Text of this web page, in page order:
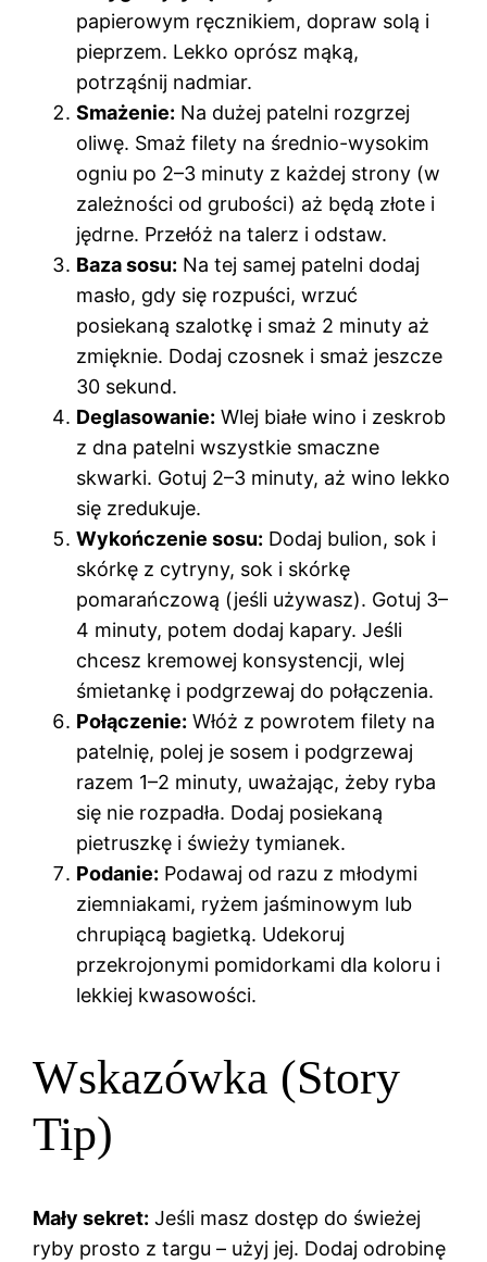
papierowym ręcznikiem, dopraw solą i
pieprzem. Lekko oprósz mąką,
potrząśnij nadmiar.
Smażenie: Na dużej patelni rozgrzej
oliwę. Smaż filety na średnio-wysokim
ogniu po 2–3 minuty z każdej strony (w
zależności od grubości) aż będą złote i
jędrne. Przełóż na talerz i odstaw.
Baza sosu: Na tej samej patelni dodaj
masło, gdy się rozpuści, wrzuć
posiekaną szalotkę i smaż 2 minuty aż
zmięknie. Dodaj czosnek i smaż jeszcze
30 sekund.
Deglasowanie: Wlej białe wino i zeskrob
z dna patelni wszystkie smaczne
skwarki. Gotuj 2–3 minuty, aż wino lekko
się zredukuje.
Wykończenie sosu: Dodaj bulion, sok i
skórkę z cytryny, sok i skórkę
pomarańczową (jeśli używasz). Gotuj 3–
4 minuty, potem dodaj kapary. Jeśli
chcesz kremowej konsystencji, wlej
śmietankę i podgrzewaj do połączenia.
Połączenie: Włóż z powrotem filety na
patelnię, polej je sosem i podgrzewaj
razem 1–2 minuty, uważając, żeby ryba
się nie rozpadła. Dodaj posiekaną
pietruszkę i świeży tymianek.
Podanie: Podawaj od razu z młodymi
ziemniakami, ryżem jaśminowym lub
chrupiącą bagietką. Udekoruj
przekrojonymi pomidorkami dla koloru i
lekkiej kwasowości.
Wskazówka (Story
Tip)
Mały sekret: Jeśli masz dostęp do świeżej
ryby prosto z targu – użyj jej. Dodaj odrobinę